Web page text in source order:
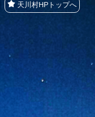
天川村HPトップへ